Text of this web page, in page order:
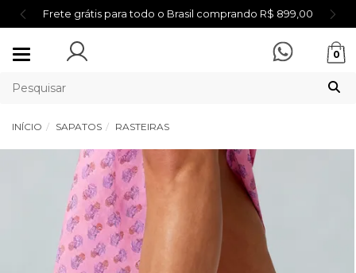
Frete grátis para todo o Brasil comprando R$ 899,00
Mudar
0
INÍCIO SAPATOS RASTEIRAS